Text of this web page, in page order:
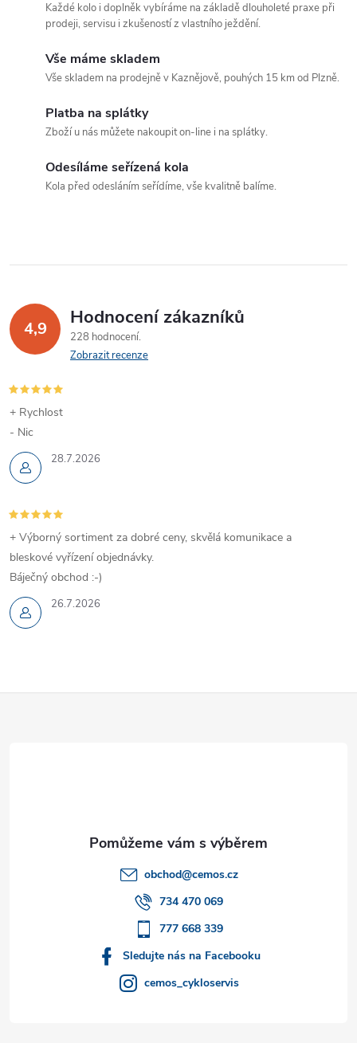
v
ý
p
s
u
Každé kolo i doplněk vybíráme na základě dlouholeté praxe při
prodeji, servisu i zkušeností z vlastního ježdění.
Vše máme skladem
Vše skladem na prodejně v Kaznějově, pouhých 15 km od Plzně.
Platba na splátky
Zboží u nás můžete nakoupit on-line i na splátky.
Odesíláme seřízená kola
Kola před odesláním seřídíme, vše kvalitně balíme.
4,9 Hodnocení zákazníků
228 hodnocení
Zobrazit recenze
28.7.2026
+ Rychlost
- Nic
26.7.2026
+ Výborný sortiment za dobré ceny, skvělá komunikace a
bleskové vyřízení objednávky.
Báječný obchod :-)
obchod@cemos.cz
734 470 069
777 668 339
Sledujte nás na Facebooku
cemos_cykloservis